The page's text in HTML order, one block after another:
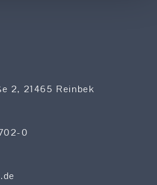
2, 21465 Reinbek
0